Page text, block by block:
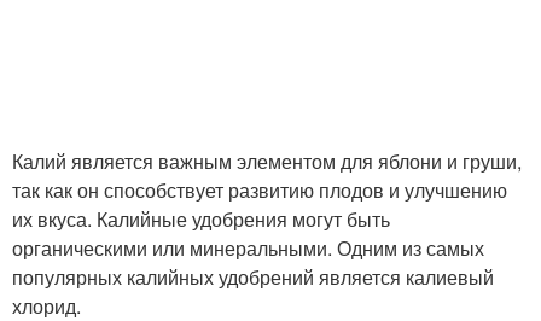
Калий является важным элементом для яблони и груши,
так как он способствует развитию плодов и улучшению
их вкуса. Калийные удобрения могут быть
органическими или минеральными. Одним из самых
популярных калийных удобрений является калиевый
хлорид.